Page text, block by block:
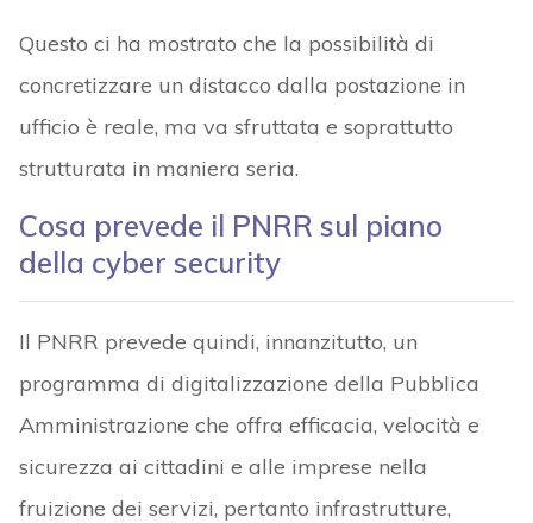
Questo ci ha mostrato che la possibilità di
concretizzare un distacco dalla postazione in
ufficio è reale, ma va sfruttata e soprattutto
strutturata in maniera seria.
Cosa prevede il PNRR sul piano
della cyber security
Il PNRR prevede quindi, innanzitutto, un
programma di digitalizzazione della Pubblica
Amministrazione che offra efficacia, velocità e
sicurezza ai cittadini e alle imprese nella
fruizione dei servizi, pertanto infrastrutture,